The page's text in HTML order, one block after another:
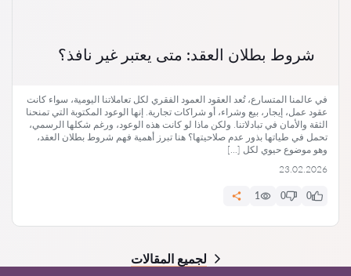
شروط بطلان العقد: متى يعتبر غير نافذ؟
في عالمنا المتسارع، تُعد العقود العمود الفقري لكل تعاملاتنا اليومية، سواء كانت
عقود عمل، إيجار، بيع وشراء، أو شراكات تجارية. إنها الوعود المكتوبة التي تمنحنا
الثقة والأمان في تبادلاتنا. ولكن ماذا لو كانت هذه الوعود، ورغم شكلها الرسمي،
تحمل في طياتها بذور عدم صلاحيتها؟ هنا تبرز أهمية فهم شروط بطلان العقد،
وهو موضوع حيوي لكل […]
23.02.2026
0
0
1
لجميع المقالات